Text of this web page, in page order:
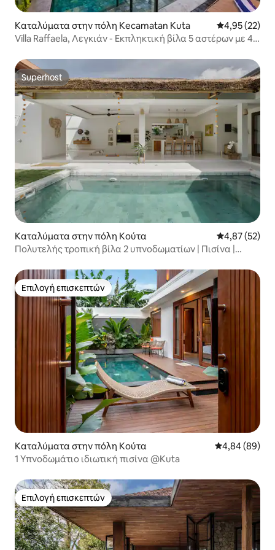
Καταλύματα στην πόλη Kecamatan Kuta Μέση
4,95 (22)
Villa Raffaela, Λεγκιάν - Εκπληκτική βίλα 5 αστέρων με 4
Superhost
Superhost
Καταλύματα στην πόλη Κούτα Μέση
4,87 (52)
Πολυτελής τροπική βίλα 2 υπνοδωματίων | Πισίνα |
Επιλογή επισκεπτών
Επιλογή επισκεπτών
Καταλύματα στην πόλη Κούτα Μέση
4,84 (89)
1 Υπνοδωμάτιο ιδιωτική πισίνα @Kuta
Επιλογή επισκεπτών
Επιλογή επισκεπτών